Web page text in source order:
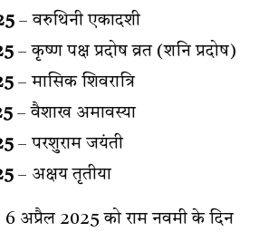
– वरुथिनी एकादशी
– कृष्ण पक्ष प्रदोष व्रत (शनि प्रदोष)
– मासिक शिवरात्रि
– वैशाख अमावस्या
– परशुराम जयंती
– अक्षय तृतीया
6 अप्रैल 2025 को राम नवमी के दिन